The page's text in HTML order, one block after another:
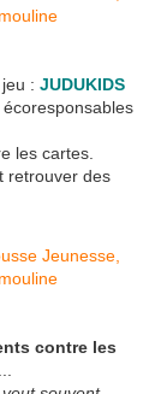
: JUDUKIDS
les cartes.
retrouver des
contre les